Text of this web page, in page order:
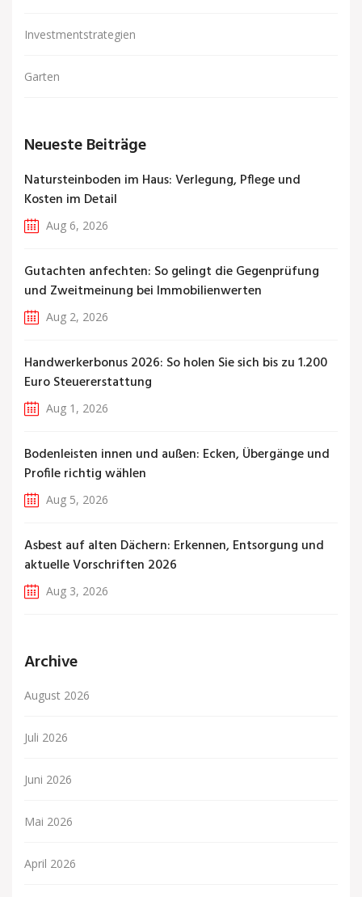
Investmentstrategien
Garten
Neueste Beiträge
Natursteinboden im Haus: Verlegung, Pflege und
Kosten im Detail
Aug 6, 2026
Gutachten anfechten: So gelingt die Gegenprüfung
und Zweitmeinung bei Immobilienwerten
Aug 2, 2026
Handwerkerbonus 2026: So holen Sie sich bis zu 1.200
Euro Steuererstattung
Aug 1, 2026
Bodenleisten innen und außen: Ecken, Übergänge und
Profile richtig wählen
Aug 5, 2026
Asbest auf alten Dächern: Erkennen, Entsorgung und
aktuelle Vorschriften 2026
Aug 3, 2026
Archive
August 2026
Juli 2026
Juni 2026
Mai 2026
April 2026